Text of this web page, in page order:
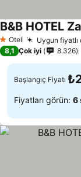
1 Yıldız
Otel Uygun fiyatlı
B&B HOTEL
8,1 Çok iyi 8.326
Başlangıç Fiyatı
Fiyatları görün: 6